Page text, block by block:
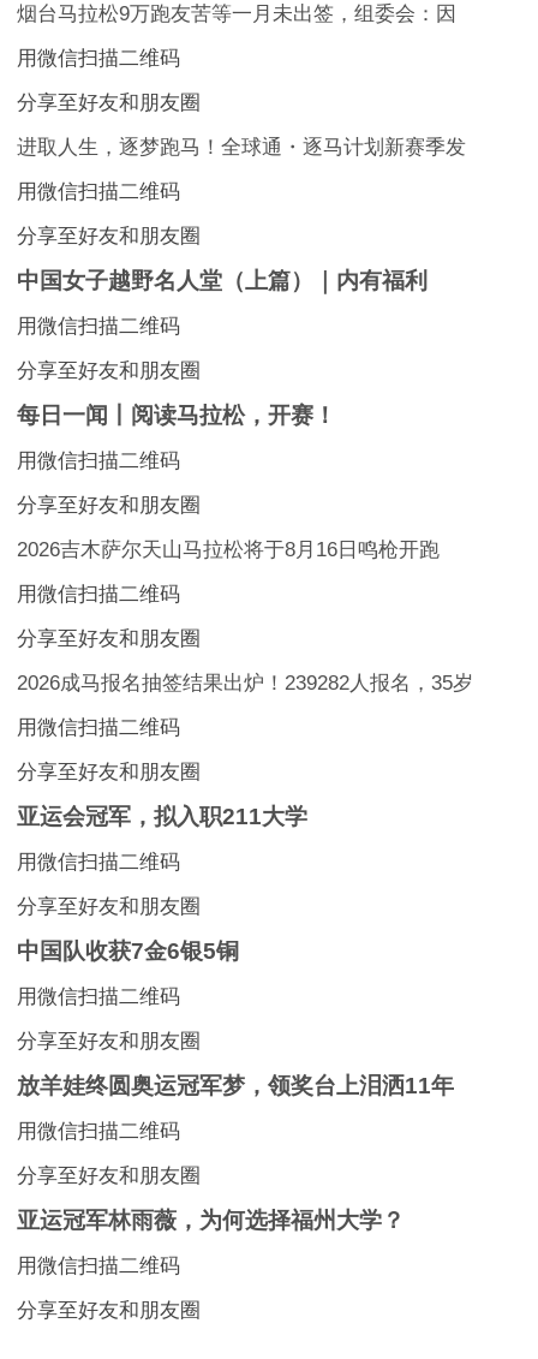
烟台马拉松9万跑友苦等一月未出签，组委会：因
用微信扫描二维码
分享至好友和朋友圈
进取人生，逐梦跑马！全球通・逐马计划新赛季发
用微信扫描二维码
分享至好友和朋友圈
中国女子越野名人堂（上篇）｜内有福利
用微信扫描二维码
分享至好友和朋友圈
每日一闻丨阅读马拉松，开赛！
用微信扫描二维码
分享至好友和朋友圈
2026吉木萨尔天山马拉松将于8月16日鸣枪开跑
用微信扫描二维码
分享至好友和朋友圈
2026成马报名抽签结果出炉！239282人报名，35岁
用微信扫描二维码
分享至好友和朋友圈
亚运会冠军，拟入职211大学
用微信扫描二维码
分享至好友和朋友圈
中国队收获7金6银5铜
用微信扫描二维码
分享至好友和朋友圈
放羊娃终圆奥运冠军梦，领奖台上泪洒11年
用微信扫描二维码
分享至好友和朋友圈
亚运冠军林雨薇，为何选择福州大学？
用微信扫描二维码
分享至好友和朋友圈